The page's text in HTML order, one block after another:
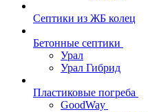
Септики из ЖБ колец
Бетонные септики
Урал
Урал Гибрид
Пластиковые погреба
GoodWay